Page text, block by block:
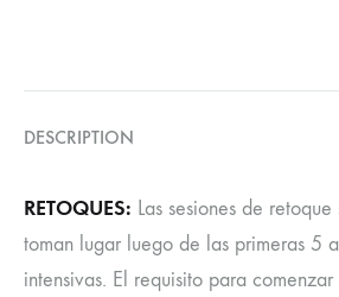
DESCRIPTION
RETOQUES: Las sesiones de
toman lugar luego de las primeras 5
intensivas. El requisito para